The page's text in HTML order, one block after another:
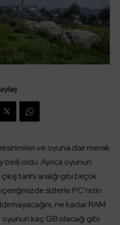
ve oyuna dair merak
oldu. Ayrıca oyunun
tarihi aralığı gibi birçok
sizlerle PC’nizin
ne kadar RAM
kaç GB olacağı gibi